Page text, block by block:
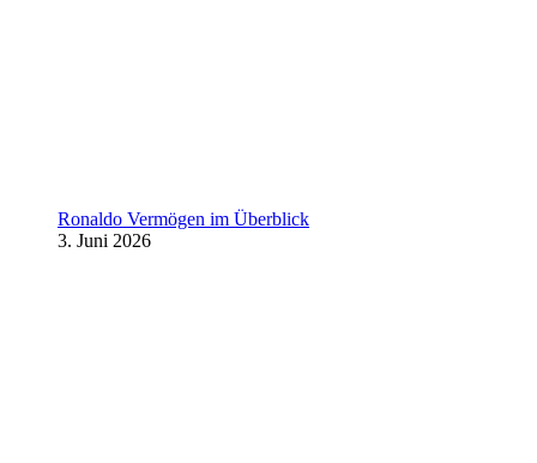
Ronaldo Vermögen im Überblick
3. Juni 2026